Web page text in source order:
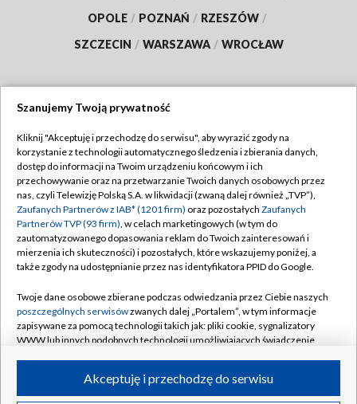
OPOLE / POZNAŃ / RZESZÓW /
SZCZECIN / WARSZAWA / WROCŁAW
TVP
Abonament TVP
Emisja w TVP
Centrum informacji TVP
Naziemna Telewizja Cyfrowa
Rada Programowa
System NOS
Informacje o nadawcy
Program dla prasy
Regulamin TVP
Polityka prywatności
Moje zgody
Pomoc
Kontakt
Kanały
Szanujemy Twoją prywatność
Kliknij "Akceptuję i przechodzę do serwisu", aby wyrazić zgody na
korzystanie z technologii automatycznego śledzenia i zbierania danych,
dostęp do informacji na Twoim urządzeniu końcowym i ich
przechowywanie oraz na przetwarzanie Twoich danych osobowych przez
nas, czyli Telewizję Polską S.A. w likwidacji (zwaną dalej również „TVP”),
Zaufanych Partnerów z IAB* (1201 firm) oraz pozostałych Zaufanych
Partnerów TVP (93 firm), w celach marketingowych (w tym do
zautomatyzowanego dopasowania reklam do Twoich zainteresowań i
mierzenia ich skuteczności) i pozostałych, które wskazujemy poniżej, a
także zgody na udostępnianie przez nas identyfikatora PPID do Google.
Twoje dane osobowe zbierane podczas odwiedzania przez Ciebie naszych
poszczególnych serwisówzwanych dalej „Portalem”, w tym informacje
zapisywane za pomocą technologii takich jak: pliki cookie, sygnalizatory
WWW lub innych podobnych technologii umożliwiających świadczenie
ruchu w Internecie.Akceptuję i przechodzę do serwisu